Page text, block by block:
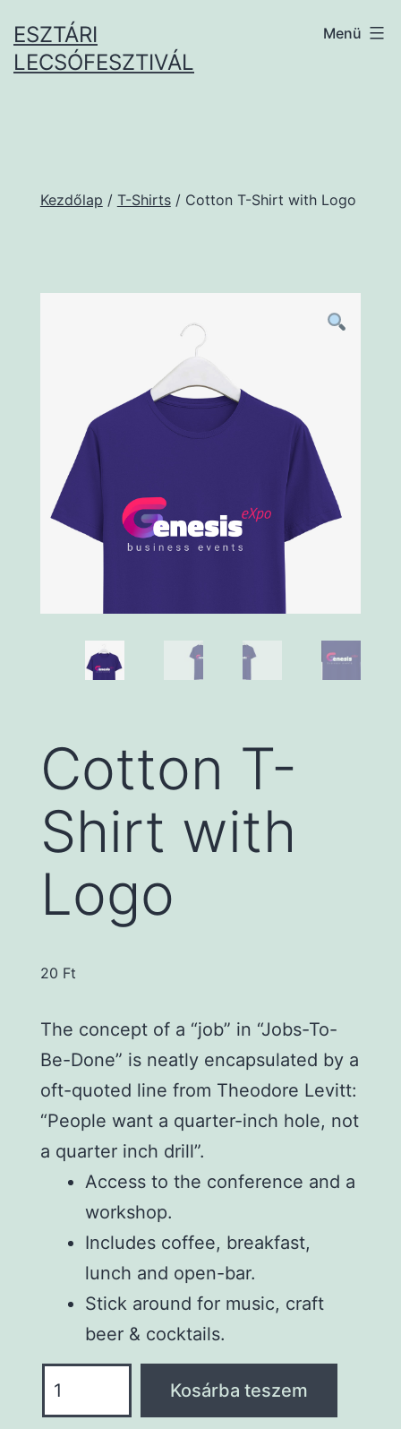
tartalomhoz
ESZTÁRI
LECSÓFESZTIVÁL
Menü
Kezdőlap / T-Shirts/ Cotton T-Shirt with Logo
Cotton T-
Shirt with
Logo
20 Ft
The concept of a “job” in “Jobs-To-
Be-Done” is neatly encapsulated by a
oft-quoted line from Theodore Levitt:
“People want a quarter-inch hole, not
a quarter inch drill”.
Access to the conference and a
workshop.
Includes coffee, breakfast,
lunch and open-bar.
Stick around for music, craft
beer & cocktails.
Kosárba teszem